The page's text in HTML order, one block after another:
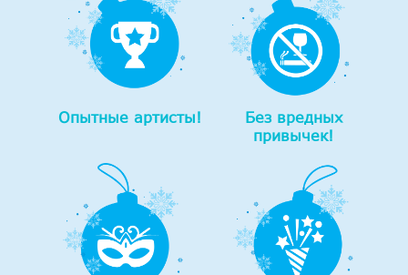
Опытные артисты!
Без вредных
привычек!